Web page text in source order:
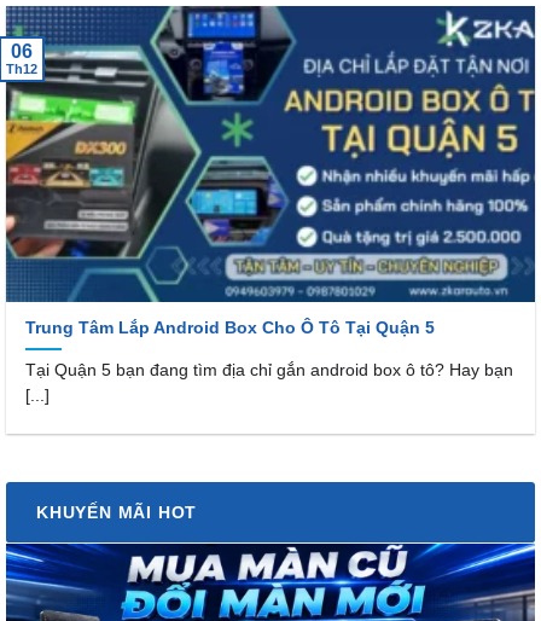
Trung Tâm Lắp Android Box Cho Ô Tô Tại Quận 5
Tại Quận 5 bạn đang tìm địa chỉ gắn android box ô tô? Hay bạn
[...]
06
Th12
KHUYẾN MÃI HOT